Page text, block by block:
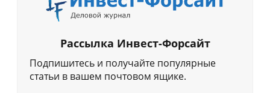
Рассылка Инвест-Форсайт
Подпишитесь и получайте популярные
статьи в вашем почтовом ящике.